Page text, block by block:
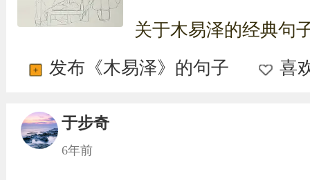
关于木易泽的经典句
发布《木易泽》的句子
喜
于步奇
6年前